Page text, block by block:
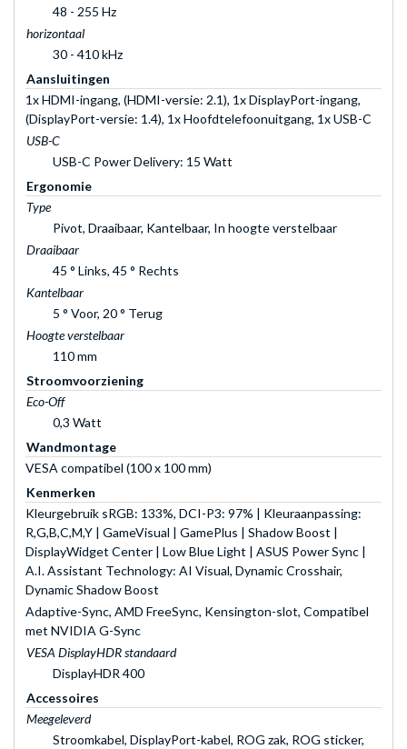
48 - 255 Hz
horizontaal
30 - 410 kHz
Aansluitingen
1x HDMI-ingang, (HDMI-versie: 2.1), 1x DisplayPort-ingang,
(DisplayPort-versie: 1.4), 1x Hoofdtelefoonuitgang, 1x USB-C
USB-C
USB-C Power Delivery: 15 Watt
Ergonomie
Type
Pivot, Draaibaar, Kantelbaar, In hoogte verstelbaar
Draaibaar
45 ° Links, 45 ° Rechts
Kantelbaar
5 ° Voor, 20 ° Terug
Hoogte verstelbaar
110 mm
Stroomvoorziening
Eco-Off
0,3 Watt
Wandmontage
VESA compatibel (100 x 100 mm)
Kenmerken
Kleurgebruik sRGB: 133%, DCI-P3: 97% | Kleuraanpassing:
R,G,B,C,M,Y | GameVisual | GamePlus | Shadow Boost |
DisplayWidget Center | Low Blue Light | ASUS Power Sync |
A.I. Assistant Technology: AI Visual, Dynamic Crosshair,
Dynamic Shadow Boost
Adaptive-Sync, AMD FreeSync, Kensington-slot, Compatibel
met NVIDIA G-Sync
VESA DisplayHDR standaard
DisplayHDR 400
Accessoires
Meegeleverd
Stroomkabel, DisplayPort-kabel, ROG zak, ROG sticker,